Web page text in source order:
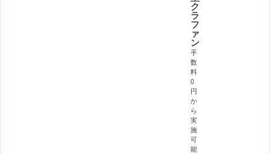
ク
ラ
フ
ァ
ン
手
数
料
0
円
か
ら
実
施
可
能